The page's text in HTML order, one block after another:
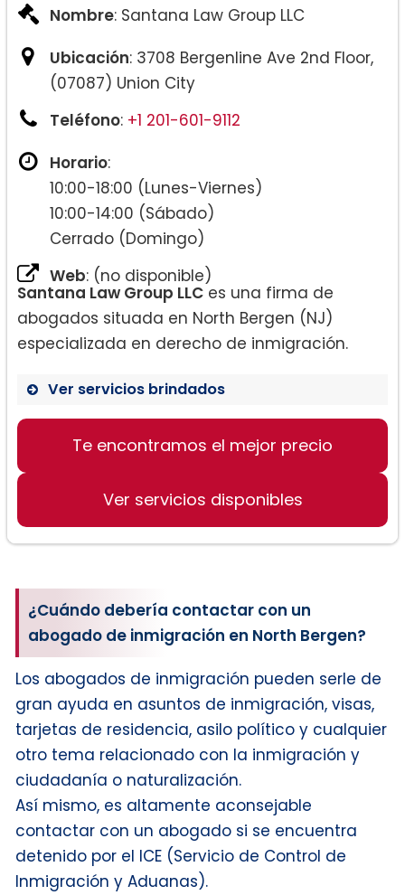
Nombre: Santana Law Group LLC
Ubicación: 3708 Bergenline Ave 2nd Floor,
(07087) Union City
Teléfono: +1 201-601-9112
Horario:
10:00-18:00 (Lunes-Viernes)
10:00-14:00 (Sábado)
Cerrado (Domingo)
Web: (no disponible)
Santana Law Group LLC es una firma de
abogados situada en North Bergen (NJ)
especializada en derecho de inmigración.
Ver servicios brindados
Inmigración
Te encontramos el mejor precio
Ver servicios disponibles
¿Cuándo debería contactar con un
abogado de inmigración en North Bergen?
Los abogados de inmigración pueden serle de
gran ayuda en asuntos de inmigración, visas,
tarjetas de residencia, asilo político y cualquier
otro tema relacionado con la inmigración y
ciudadanía o naturalización.
Así mismo, es altamente aconsejable
contactar con un abogado si se encuentra
detenido por el ICE (Servicio de Control de
Inmigración y Aduanas).